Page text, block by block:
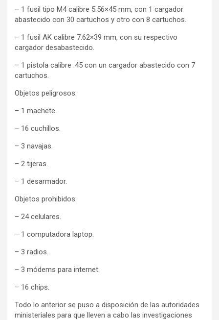
– 1 fusil tipo M4 calibre 5.56×45 mm, con 1 cargador
abastecido con 30 cartuchos y otro con 8 cartuchos.
– 1 fusil AK calibre 7.62×39 mm, con su respectivo
cargador desabastecido.
– 1 pistola calibre .45 con un cargador abastecido con 7
cartuchos.
Objetos peligrosos:
– 1 machete.
– 16 cuchillos.
– 3 navajas.
– 2 tijeras.
– 1 desarmador.
Objetos prohibidos:
– 24 celulares.
– 1 computadora laptop.
– 3 radios.
– 3 módems para internet.
– 16 chips.
Todo lo anterior se puso a disposición de las autoridades
ministeriales para que lleven a cabo las investigaciones